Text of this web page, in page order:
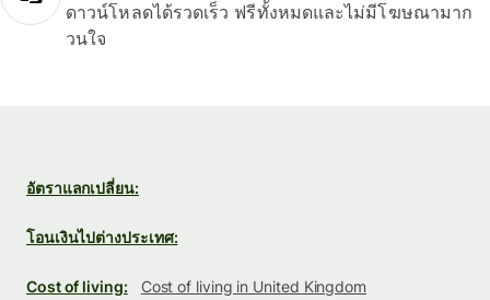
ดาวน์โหลดได้รวดเร็ว ฟรีทั้งหมดและไม่มีโฆษณามาก
วนใจ
อัตราแลกเปลี่ยน:
โอนเงินไปต่างประเทศ:
Cost of living:
Cost of living in United Kingdom